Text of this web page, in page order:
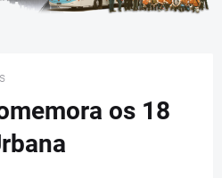
os 18